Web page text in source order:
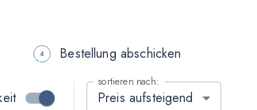
Bestellung abschicken
sortieren nach:
Preis aufsteigend